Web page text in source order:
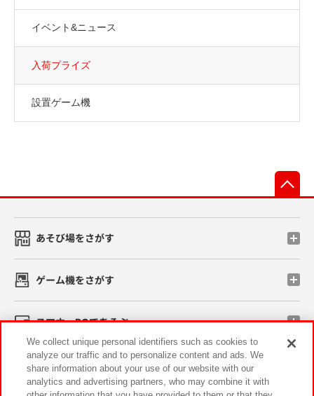
イベント&ニュース
入荷プライズ
設置ゲーム機
あそび場をさがす
ゲーム機をさがす
スマホ・PCであそぶ
イベント・キャンペーン
We collect unique personal identifiers such as cookies to
analyze our traffic and to personalize content and ads. We
share information about your use of our website with our
analytics and advertising partners, who may combine it with